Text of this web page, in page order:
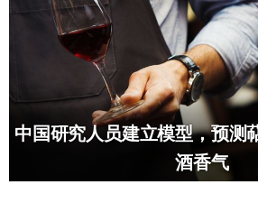
中国研究人员建立模型，预测
酒香气